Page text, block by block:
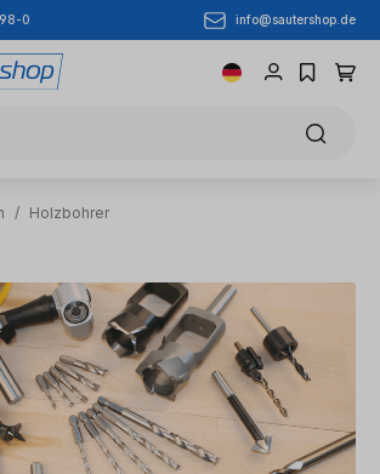
0 info@sautershop.de
/ Holzbohrer